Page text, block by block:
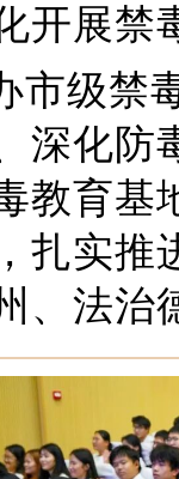
开展禁
市级禁
深化防
教育基
扎实推
、法治